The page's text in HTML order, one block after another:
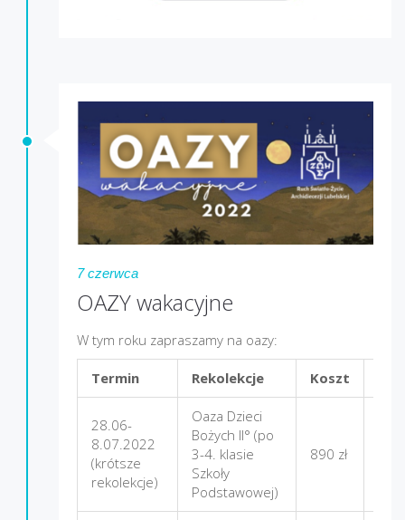
7 czerwca
OAZY wakacyjne
W tym roku zapraszamy na oazy:
Termin Rekolekcje Koszt
28.06-
8.07.2022
(krótsze
rekolekcje)
Oaza Dzieci
Bożych II° (po
3-4. klasie
Szkoły
Podstawowej)
890 zł